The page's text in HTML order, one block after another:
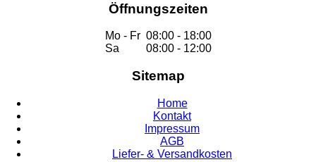
Öffnungszeiten
Mo - Fr 08:00 - 18:00
Sa
08:00 - 12:00
Sitemap
Home
Kontakt
Impressum
AGB
Liefer- & Versandkosten